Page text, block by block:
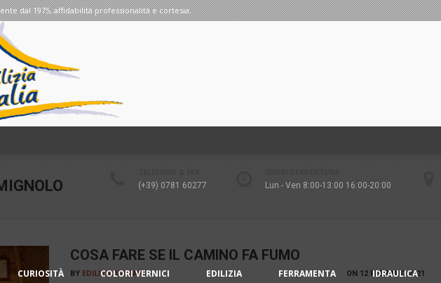
dal 1975, affidabilità professionalità e cortesia.
(+39) 0781 60277 Lun - Ven 8:00-13:00 16:00-20:00
CURIOSITÀ COLORI VERNICI EDILIZIA FERRAMENTA IDRAULICA
COSA FARE SE IL CAMINO FA FUMO
ON 12 FEBBRAIO 2021
BY EDILIZIA V-STAFF